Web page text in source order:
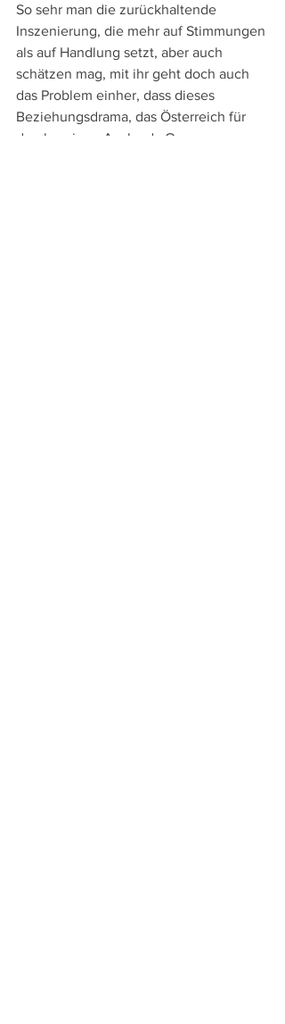
So sehr man die zurückhaltende
Inszenierung, die mehr auf Stimmungen
als auf Handlung setzt, aber auch
schätzen mag, mit ihr geht doch auch
das Problem einher, dass dieses
Beziehungsdrama, das Österreich für
den heurigen Auslands-Oscar